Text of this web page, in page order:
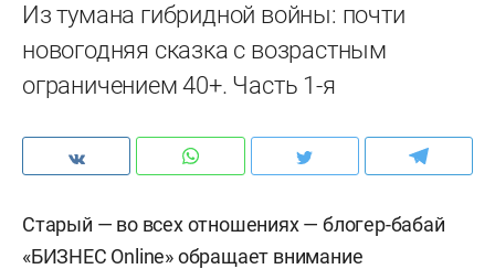
Из тумана гибридной войны: почти
новогодняя сказка с возрастным
ограничением 40+. Часть 1-я
Старый — во всех отношениях — блогер-бабай
«БИЗНЕС Online» обращает внимание